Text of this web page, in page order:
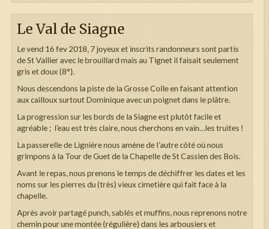
Le Val de Siagne
Le vend 16 fev 2018, 7 joyeux et inscrits randonneurs sont partis
de St Vallier avec le brouillard mais au Tignet il faisait seulement
gris et doux (8°).
Nous descendons la piste de la Grosse Colle en faisant attention
aux cailloux surtout Dominique avec un poignet dans le plâtre.
La progression sur les bords de la Siagne est plutôt facile et
agréable ; l’eau est très claire, nous cherchons en vain…les truites !
La passerelle de Lignière nous amène de l’autre côté où nous
grimpons à la Tour de Guet de la Chapelle de St Cassien des Bois.
Avant le repas, nous prenons le temps de déchiffrer les dates et les
noms sur les pierres du (très) vieux cimetière qui fait face à la
chapelle.
Après avoir partagé punch, sablés et muffins, nous reprenons notre
chemin pour une montée (régulière) dans les arbousiers et